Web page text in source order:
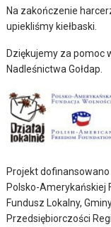
Na zakończenie
upiekliśmy kiełbaski.
Dziękujemy za pomoc
Nadleśnictwa Gołdap.
Projekt dofinansowano
Polsko-Amerykańskiej
Fundusz Lokalny,
Przedsiębiorczości